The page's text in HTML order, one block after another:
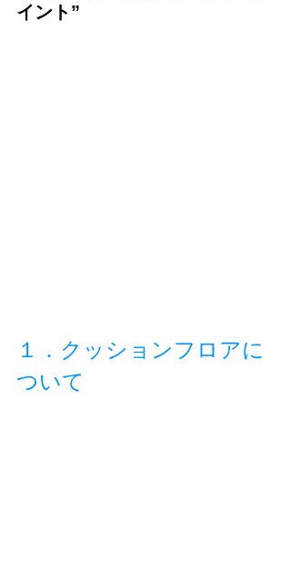
イント”
１．クッションフロアに
ついて